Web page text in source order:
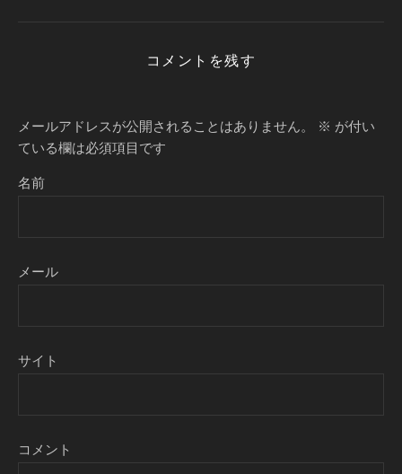
コメントを残す
メールアドレスが公開されることはありません。 ※ が付い
ている欄は必須項目です
名前
メール
サイト
コメント